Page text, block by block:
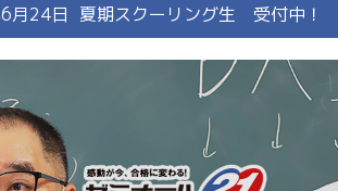
月24日 夏期スクーリング生 受付中！